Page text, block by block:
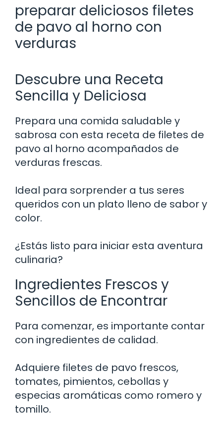
preparar deliciosos filetes
de pavo al horno con
verduras
Descubre una Receta
Sencilla y Deliciosa
Prepara una comida saludable y
sabrosa con esta receta de filetes de
pavo al horno acompañados de
verduras frescas.
Ideal para sorprender a tus seres
queridos con un plato lleno de sabor y
color.
¿Estás listo para iniciar esta aventura
culinaria?
Ingredientes Frescos y
Sencillos de Encontrar
Para comenzar, es importante contar
con ingredientes de calidad.
Adquiere filetes de pavo frescos,
tomates, pimientos, cebollas y
especias aromáticas como romero y
tomillo.